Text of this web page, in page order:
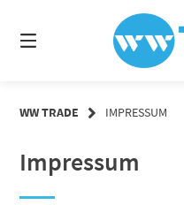
Inhalt
WW TRADE IMPRESSUM
Impressum